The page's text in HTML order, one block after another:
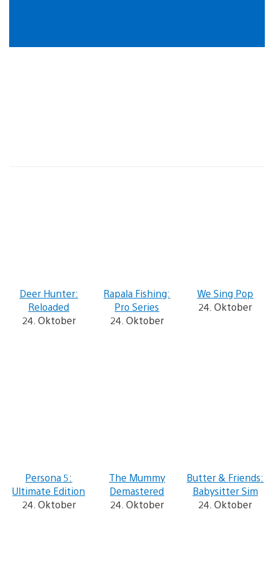
Deer Hunter:
Reloaded
24. Oktober
Rapala Fishing:
Pro Series
24. Oktober
We Sing Pop
24. Oktober
Persona 5:
Ultimate Edition
24. Oktober
The Mummy
Demastered
24. Oktober
Butter & Friends:
Babysitter Sim
24. Oktober